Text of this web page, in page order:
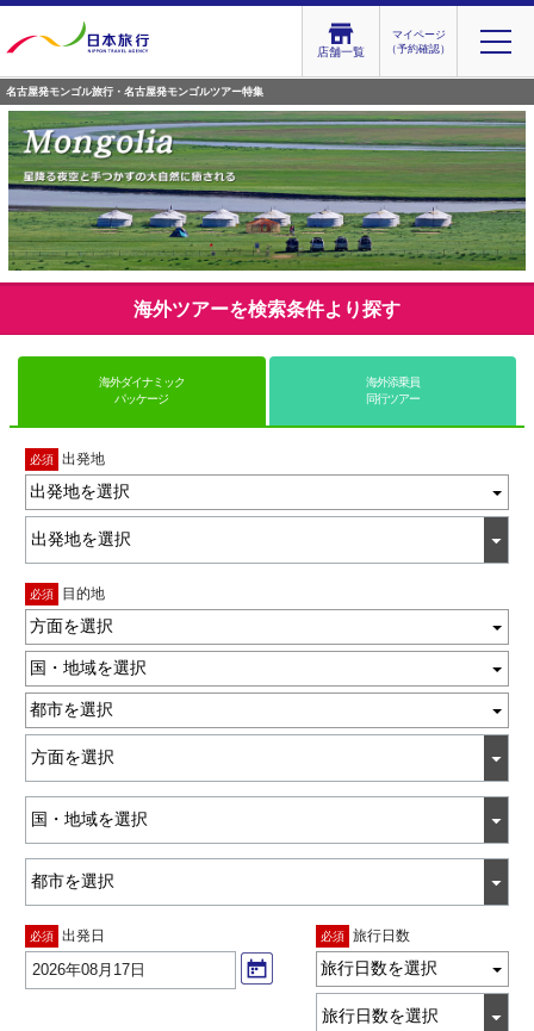
店舗一覧
マイページ
（予約確認）
名古屋発モンゴル旅行・名古屋発モンゴルツアー特集
海外ツアーを検索条件より探す
海外ダイナミック
パッケージ
海外添乗員
同行ツアー
必須 出発地
出発地を選択
必須 目的地
方面を選択
国・地域を選択
都市を選択
必須 出発日
2026年08月17日
必須 旅行日数
旅行日数を選択